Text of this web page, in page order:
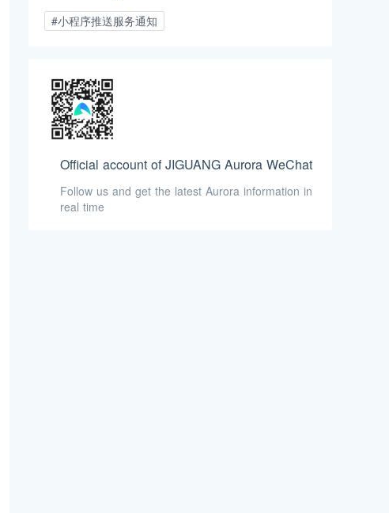
#小程序推送服务通知
Official account of JIGUANG Aurora WeChat
Follow us and get the latest Aurora information in
real time